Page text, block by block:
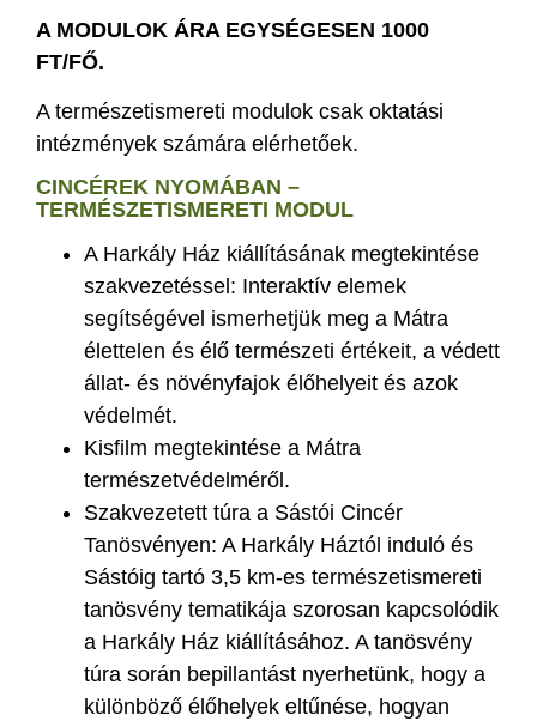
A MODULOK ÁRA EGYSÉGESEN 1000
FT/FŐ.
A természetismereti modulok csak oktatási
intézmények számára elérhetőek.
CINCÉREK NYOMÁBAN –
TERMÉSZETISMERETI MODUL
A Harkály Ház kiállításának megtekintése
szakvezetéssel: Interaktív elemek
segítségével ismerhetjük meg a Mátra
élettelen és élő természeti értékeit, a védett
állat- és növényfajok élőhelyeit és azok
védelmét.
Kisfilm megtekintése a Mátra
természetvédelméről.
Szakvezetett túra a Sástói Cincér
Tanösvényen: A Harkály Háztól induló és
Sástóig tartó 3,5 km-es természetismereti
tanösvény tematikája szorosan kapcsolódik
a Harkály Ház kiállításához. A tanösvény
túra során bepillantást nyerhetünk, hogy a
különböző élőhelyek eltűnése, hogyan